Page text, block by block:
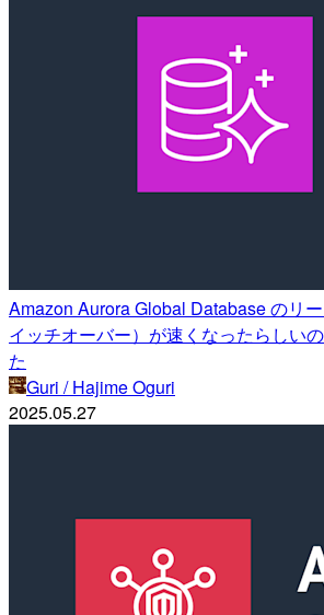
Amazon Aurora Global Database のリ
イッチオーバー）が速くなったらしい
た
Guri / Hajime Oguri
2025.05.27